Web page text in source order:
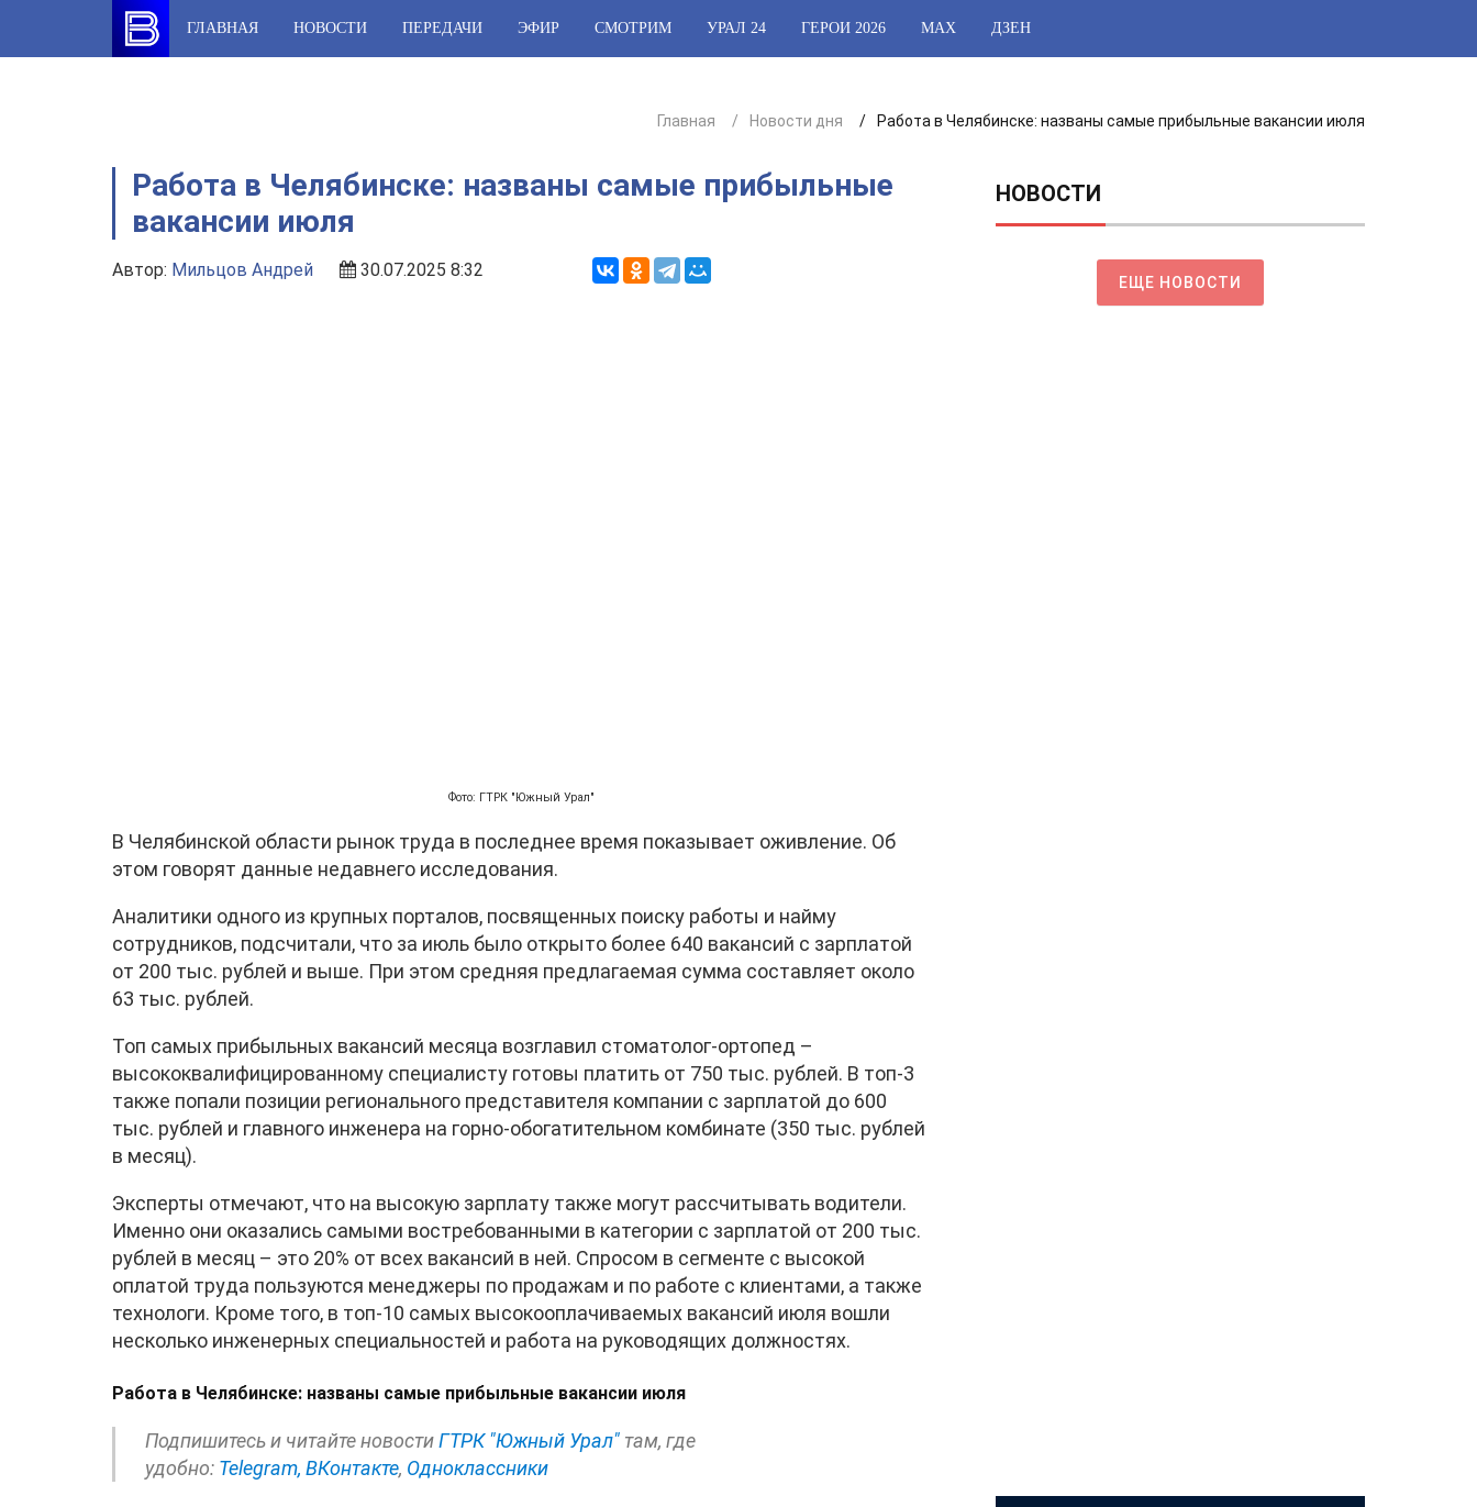
content
ГЛАВНАЯ НОВОСТИ ПЕРЕДАЧИ ЭФИР СМОТРИМ УРАЛ 24 ГЕРОИ 2026 МАХ ДЗЕН
Главная Новости дня Работа в Челябинске: названы самые прибыльные вакансии июля
Работа в Челябинске: названы самые прибыльные
вакансии июля
Автор: Мильцов Андрей 30.07.2025 8:32
Фото: ГТРК "Южный Урал"
В Челябинской области рынок труда в последнее время показывает оживление. Об
этом говорят данные недавнего исследования.
Аналитики одного из крупных порталов, посвященных поиску работы и найму
сотрудников, подсчитали, что за июль было открыто более 640 вакансий с зарплатой
от 200 тыс. рублей и выше. При этом средняя предлагаемая сумма составляет около
63 тыс. рублей.
Топ самых прибыльных вакансий месяца возглавил стоматолог-ортопед –
высококвалифицированному специалисту готовы платить от 750 тыс. рублей. В топ-3
также попали позиции регионального представителя компании с зарплатой до 600
тыс. рублей и главного инженера на горно-обогатительном комбинате (350 тыс. рублей
в месяц).
Эксперты отмечают, что на высокую зарплату также могут рассчитывать водители.
Именно они оказались самыми востребованными в категории с зарплатой от 200 тыс.
рублей в месяц – это 20% от всех вакансий в ней. Спросом в сегменте с высокой
оплатой труда пользуются менеджеры по продажам и по работе с клиентами, а также
технологи. Кроме того, в топ-10 самых высокооплачиваемых вакансий июля вошли
несколько инженерных специальностей и работа на руководящих должностях.
Работа в Челябинске: названы самые прибыльные вакансии июля
Подпишитесь и читайте новостиГТРК "Южный Урал" там, где
удобно: Telegram, ВКонтакте, Одноклассники
НОВОСТИ
ЕЩЕ НОВОСТИ